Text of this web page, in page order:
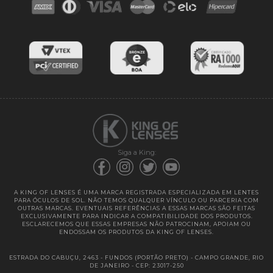
Blog
Cores das lentes
Entregas
Siga a King:
A KING OF LENSES É UMA MARCA REGISTRADA ESPECIALIZADA EM LENTES
PARA ÓCULOS DE SOL. NÃO TEMOS QUALQUER VÍNCULO OU PARCERIA COM
OUTRAS MARCAS. EVENTUAIS REFERÊNCIAS A ESSAS MARCAS SÃO FEITAS
EXCLUSIVAMENTE PARA INDICAR A COMPATIBILIDADE DOS PRODUTOS.
ESCLARECEMOS QUE ESSAS EMPRESAS NÃO PATROCINAM, APOIAM OU
ENDOSSAM OS PRODUTOS DA KING OF LENSES.
ESTRADA DO CABUÇU, 2463 - FUNDOS (PORTÃO PRETO) - CAMPO GRANDE, RIO
DE JANEIRO - CEP: 23017-250